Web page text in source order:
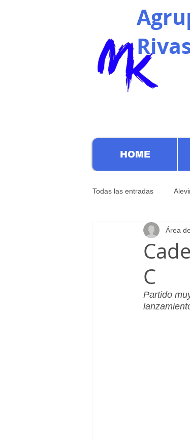
HOME
Todas las entradas
Infantil_Femenino
Cadete_Masculino
C
Área
Partido